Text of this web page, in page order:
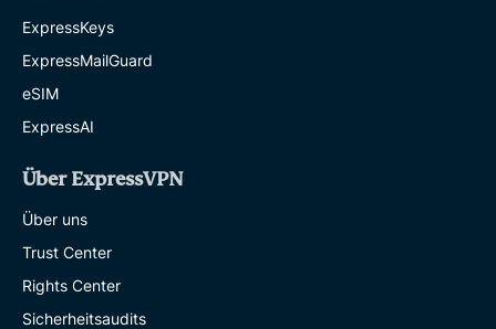
ExpressKeys
ExpressMailGuard
eSIM
ExpressAI
Über ExpressVPN
Über uns
Trust Center
Rights Center
Sicherheitsaudits